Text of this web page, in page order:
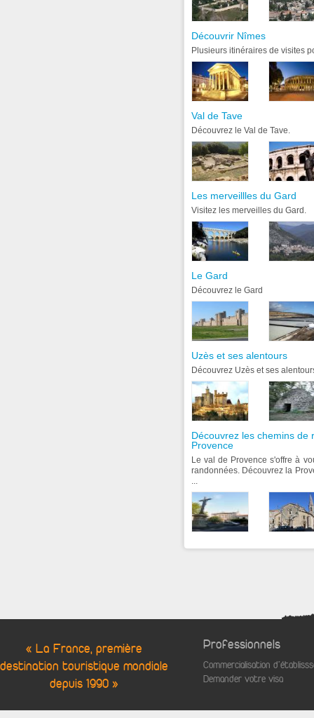
Découvrir Nîmes
Plusieurs itinéraires de visites
Val de Tave
Découvrez le Val de Tave.
Les merveillles du Gard
Visitez les merveilles du Gard.
Le Gard
Découvrez le Gard
Uzès et ses alentours
Découvrez Uzès et ses
Découvrez les chemins de
Provence
Le val de Provence s'offre à
randonnées. Découvrez la
...
« La France, première
destination touristique mondiale
depuis 1990 »
Professionnels
Commercialisation
Demander votre visa